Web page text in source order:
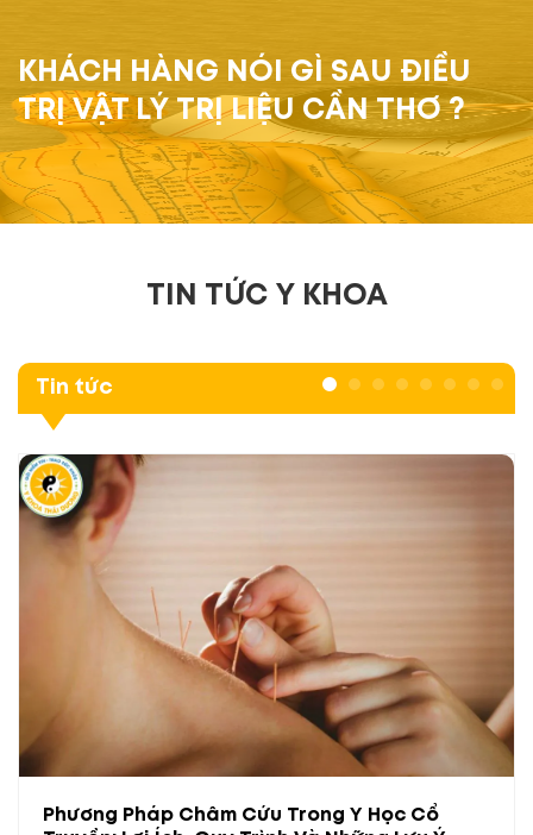
KHÁCH HÀNG NÓI GÌ SAU ĐIỀU
TRỊ VẬT LÝ TRỊ LIỆU CẦN THƠ ?
TIN TỨC Y KHOA
Tin tức
Phương Pháp Châm Cứu Trong Y Học Cổ